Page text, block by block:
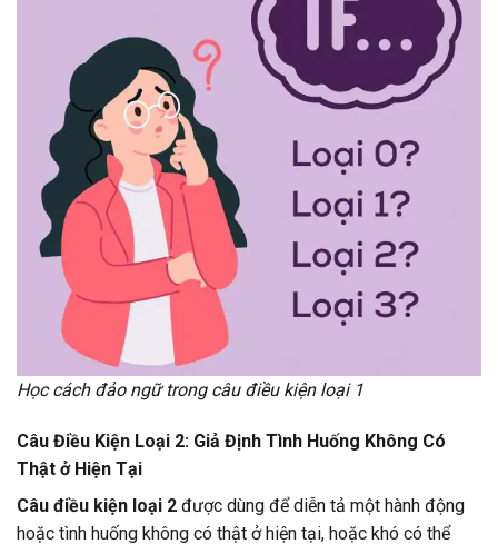
Học cách đảo ngữ trong câu điều kiện loại 1
Câu Điều Kiện Loại 2: Giả Định Tình Huống Không Có
Thật ở Hiện Tại
Câu điều kiện loại 2 được dùng để diễn tả một hành động
hoặc tình huống không có thật ở hiện tại, hoặc khó có thể